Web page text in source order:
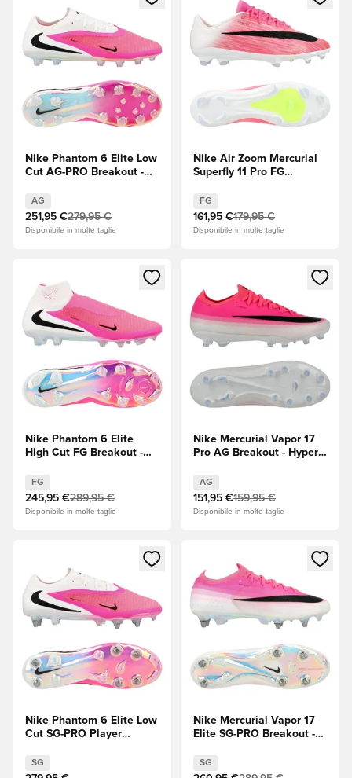
Nike Phantom 6 Elite Low
Cut AG-PRO Breakout -
AG
251,95 €279,95 €
Disponibile in molte taglie
Nike Air Zoom Mercurial
Superfly 11 Pro FG
Rosa/Bianco/Nero
FG
161,95 €179,95 €
Disponibile in molte taglie
Apre una finestra modale per accedere o registrarsi come
Nike Phantom 6 Elite
High Cut FG Breakout -
FG
245,95 €289,95 €
Disponibile in molte taglie
Apre una finestra modale
Nike Mercurial Vapor 17
Pro AG Breakout - Hyper
AG
151,95 €159,95 €
Disponibile in molte taglie
Apre una finestra modale per accedere o registrarsi come
Nike Phantom 6 Elite Low
Cut SG-PRO Player
Rosa/Bianco/Nero
SG
Apre una finestra modale
Nike Mercurial Vapor 17
Elite SG-PRO Breakout -
SG